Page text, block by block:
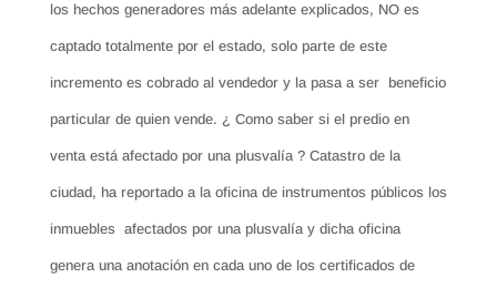
los hechos generadores más adelante explicados, NO es
captado totalmente por el estado, solo parte de este
incremento es cobrado al vendedor y la pasa a ser beneficio
particular de quien vende. ¿ Como saber si el predio en
venta está afectado por una plusvalía ? Catastro de la
ciudad, ha reportado a la oficina de instrumentos públicos los
inmuebles afectados por una plusvalía y dicha oficina
genera una anotación en cada uno de los certificados de